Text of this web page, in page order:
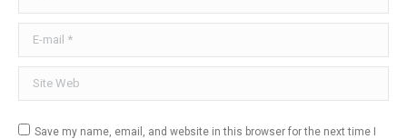
E-mail *
Site Web
Save my name, email, and website in this browser for the next time I